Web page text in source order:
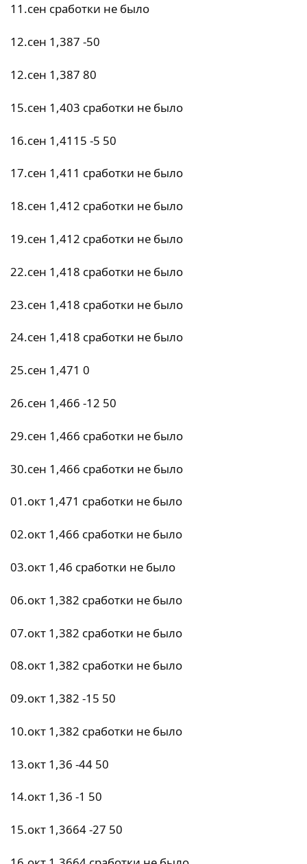
11.сен сработки не было
12.сен 1,387 -50
12.сен 1,387 80
15.сен 1,403 сработки не было
16.сен 1,4115 -5 50
17.сен 1,411 сработки не было
18.сен 1,412 сработки не было
19.сен 1,412 сработки не было
22.сен 1,418 сработки не было
23.сен 1,418 сработки не было
24.сен 1,418 сработки не было
25.сен 1,471 0
26.сен 1,466 -12 50
29.сен 1,466 сработки не было
30.сен 1,466 сработки не было
01.окт 1,471 сработки не было
02.окт 1,466 сработки не было
03.окт 1,46 сработки не было
06.окт 1,382 сработки не было
07.окт 1,382 сработки не было
08.окт 1,382 сработки не было
09.окт 1,382 -15 50
10.окт 1,382 сработки не было
13.окт 1,36 -44 50
14.окт 1,36 -1 50
15.окт 1,3664 -27 50